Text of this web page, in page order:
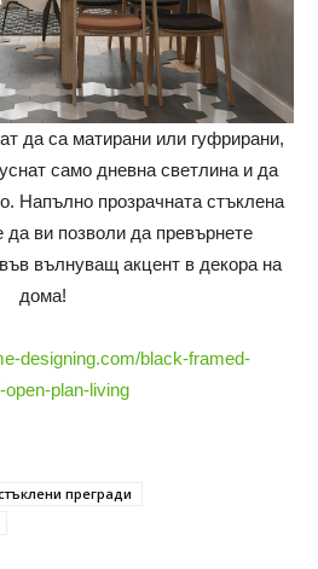
да са матирани или гуфрирани,
само дневна светлина и да
Напълно прозрачната стъклена
да ви позволи да превърнете
вълнуващ акцент в декора на
дома!
designing.com/black-framed-
plan-living
прегради